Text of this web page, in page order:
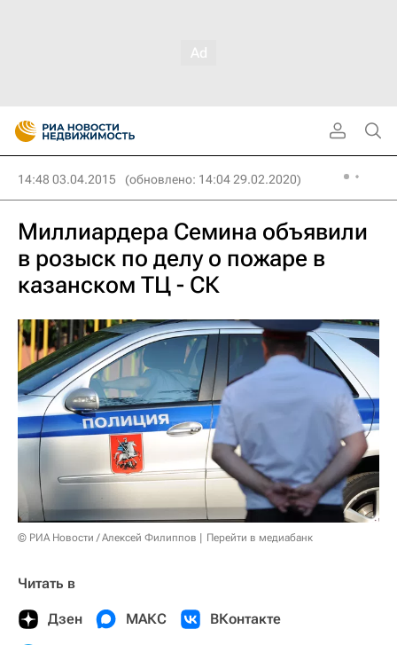
14:48 03.04.2015 (обновлено: 14:04 29.02.2020)
Миллиардера Семина объявили
в розыск по делу о пожаре в
казанском ТЦ - СК
© РИА Новости / Алексей Филиппов Перейти в медиабанк
Читать в
Дзен МАКС ВКонтакте